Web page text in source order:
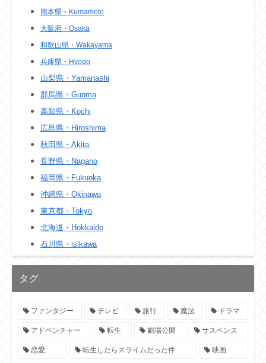
熊本県・Kumamoto
大阪府・Osaka
和歌山県・Wakayama
兵庫県・Hyogo
山梨県・Yamanashi
群馬県・Gunma
高知県・Kochi
広島県・Hiroshima
秋田県・Akita
長野県・Nagano
福岡県・Fukuoka
沖縄県・Okinawa
東京都・Tokyo
北海道・Hokkaido
石川県・isikawa
タグ
ファンタジー テレビ 旅行 魔法 ドラマ
アドベンチャー 転生 劇場公開 サスペンス
恋愛 転生したらスライムだった件 映画